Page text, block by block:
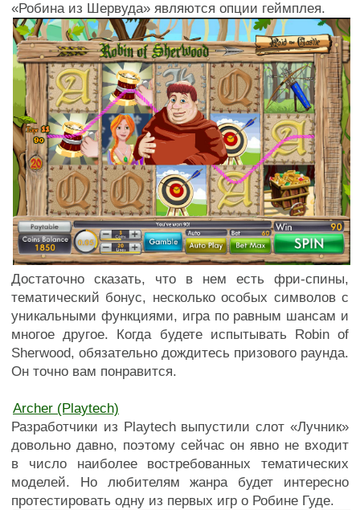
«Робина из Шервуда» являются опции геймплея.
Достаточно сказать, что в нем есть фри-спины,
тематический бонус, несколько особых символов с
уникальными функциями, игра по равным шансам и
многое другое. Когда будете испытывать Robin of
Sherwood, обязательно дождитесь призового раунда.
Он точно вам понравится.
Archer (Playtech)
Разработчики из Playtech выпустили слот «Лучник»
довольно давно, поэтому сейчас он явно не входит
в число наиболее востребованных тематических
моделей. Но любителям жанра будет интересно
протестировать одну из первых игр о Робине Гуде.